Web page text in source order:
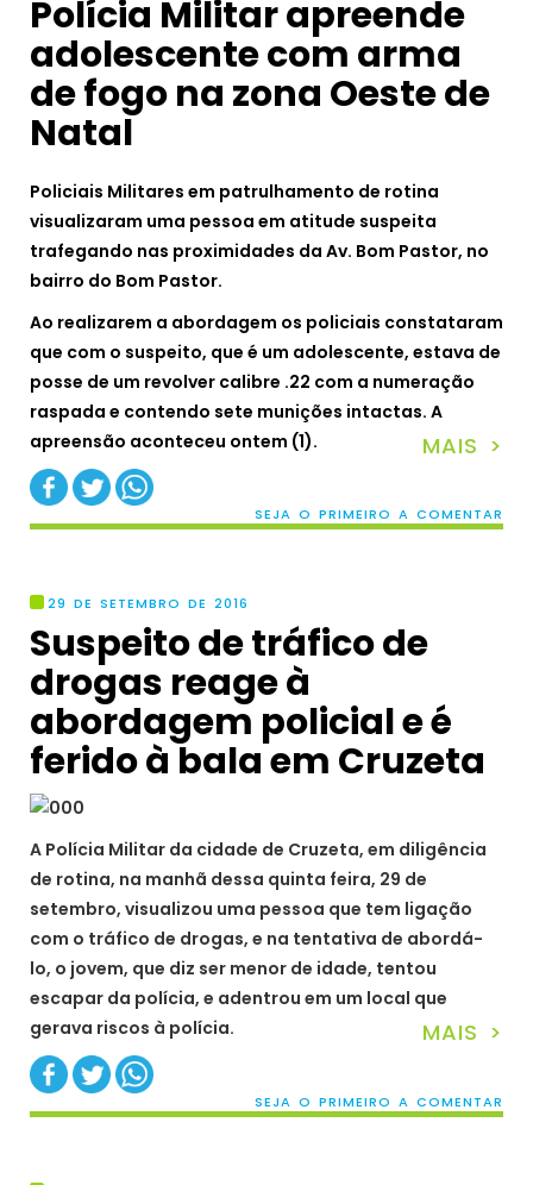
Polícia Militar apreende
adolescente com arma
de fogo na zona Oeste de
Natal
Policiais Militares em patrulhamento de rotina
visualizaram uma pessoa em atitude suspeita
trafegando nas proximidades da Av. Bom Pastor, no
bairro do Bom Pastor.
Ao realizarem a abordagem os policiais constataram
que com o suspeito, que é um adolescente, estava de
posse de um revolver calibre .22 com a numeração
raspada e contendo sete munições intactas. A
apreensão aconteceu ontem (1).
MAIS >
SEJA O PRIMEIRO A COMENTAR
29 DE SETEMBRO DE 2016
Suspeito de tráfico de
drogas reage à
abordagem policial e é
ferido à bala em Cruzeta
A Polícia Militar da cidade de Cruzeta, em diligência
de rotina, na manhã dessa quinta feira, 29 de
setembro, visualizou uma pessoa que tem ligação
com o tráfico de drogas, e na tentativa de abordá-
lo, o jovem, que diz ser menor de idade, tentou
escapar da polícia, e adentrou em um local que
gerava riscos à polícia.
MAIS >
SEJA O PRIMEIRO A COMENTAR